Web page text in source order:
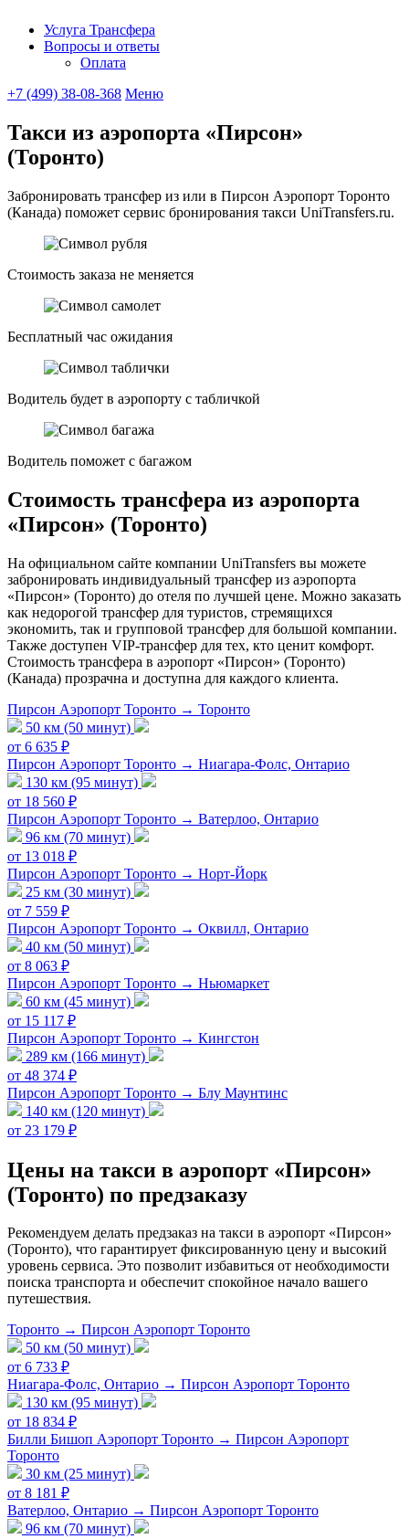
Услуга Трансфера
Вопросы и ответы
Оплата
+7 (499) 38-08-368 Меню
Такси из аэропорта «Пирсон»
(Торонто)
Забронировать трансфер из или в Пирсон Аэропорт Торонто
(Канада) поможет сервис бронирования такси UniTransfers.ru.
Стоимость заказа не меняется
Бесплатный час ожидания
Водитель будет в аэропорту с табличкой
Водитель поможет с багажом
Стоимость трансфера из аэропорта
«Пирсон» (Торонто)
На официальном сайте компании UniTransfers вы можете
забронировать индивидуальный трансфер из аэропорта
«Пирсон» (Торонто) до отеля по лучшей цене. Можно заказать
как недорогой трансфер для туристов, стремящихся
экономить, так и групповой трансфер для большой компании.
Также доступен VIP-трансфер для тех, кто ценит комфорт.
Стоимость трансфера в аэропорт «Пирсон» (Торонто)
(Канада) прозрачна и доступна для каждого клиента.
Пирсон Аэропорт Торонто → Торонто
50 км (50 минут)
от 6 635 ₽
Пирсон Аэропорт Торонто → Ниагара-Фолс, Онтарио
130 км (95 минут)
от 18 560 ₽
Пирсон Аэропорт Торонто → Ватерлоо, Онтарио
96 км (70 минут)
от 13 018 ₽
Пирсон Аэропорт Торонто → Норт-Йорк
25 км (30 минут)
от 7 559 ₽
Пирсон Аэропорт Торонто → Оквилл, Онтарио
40 км (50 минут)
от 8 063 ₽
Пирсон Аэропорт Торонто → Ньюмаркет
60 км (45 минут)
от 15 117 ₽
Пирсон Аэропорт Торонто → Кингстон
289 км (166 минут)
от 48 374 ₽
Пирсон Аэропорт Торонто → Блу Маунтинс
140 км (120 минут)
от 23 179 ₽
Цены на такси в аэропорт «Пирсон»
(Торонто) по предзаказу
Рекомендуем делать предзаказ на такси в аэропорт «Пирсон»
(Торонто), что гарантирует фиксированную цену и высокий
уровень сервиса. Это позволит избавиться от необходимости
поиска транспорта и обеспечит спокойное начало вашего
путешествия.
Торонто → Пирсон Аэропорт Торонто
50 км (50 минут)
от 6 733 ₽
Ниагара-Фолс, Онтарио → Пирсон Аэропорт Торонто
130 км (95 минут)
от 18 834 ₽
Билли Бишоп Аэропорт Торонто → Пирсон Аэропорт
Торонто
30 км (25 минут)
от 8 181 ₽
Ватерлоо, Онтарио → Пирсон Аэропорт Торонто
96 км (70 минут)